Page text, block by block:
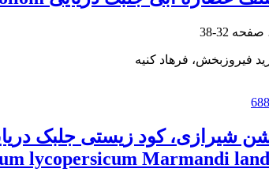
32-38
فیروزبخش، فرهاد کنیه
شیرازی، کود زیستی جلبک